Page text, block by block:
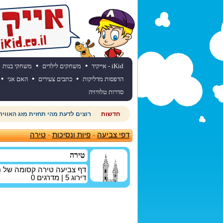
iKid - אייקיד • משחקים לילדים • משחקי בנות
הדפסות מדליקות • כתבים צעירים • האם אני •
סדרות טלוויזיה
חדשות רוצים לדעת מהי תחזית מזג
דפי צביעה-פיות ונסיכות-טירה
טירה
דף צביעה טירה קסומה של
דירוג 5 | מדרגים 0